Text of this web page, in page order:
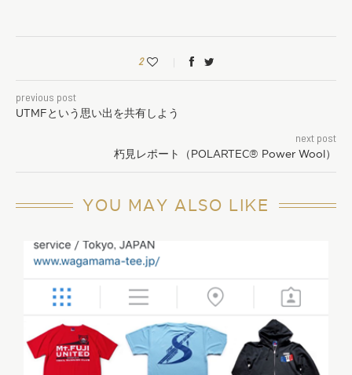
2
previous post
UTMFという思い出を共有しよう
next post
朽見レポート（POLARTEC® Power Wool）
YOU MAY ALSO LIKE